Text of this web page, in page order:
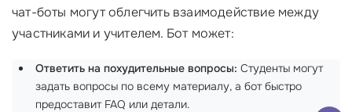
чат-боты могут облегчить взаимодействие между
участниками и учителем. Бот может:
Ответить на похудительные вопросы: Студенты могут
задать вопросы по всему материалу, а бот быстро
предоставит FAQ или детали.